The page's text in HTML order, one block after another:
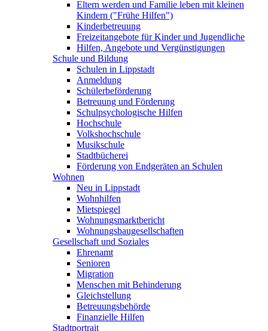
Eltern werden und Familie leben mit kleinen
Kindern ("Frühe Hilfen")
Kinderbetreuung
Freizeitangebote für Kinder und Jugendliche
Hilfen, Angebote und Vergünstigungen
Schule und Bildung
Schulen in Lippstadt
Anmeldung
Schülerbeförderung
Betreuung und Förderung
Schulpsychologische Hilfen
Hochschule
Volkshochschule
Musikschule
Stadtbücherei
Förderung von Endgeräten an Schulen
Wohnen
Neu in Lippstadt
Wohnhilfen
Mietspiegel
Wohnungsmarktbericht
Wohnungsbaugesellschaften
Gesellschaft und Soziales
Ehrenamt
Senioren
Migration
Menschen mit Behinderung
Gleichstellung
Betreuungsbehörde
Finanzielle Hilfen
Stadtportrait